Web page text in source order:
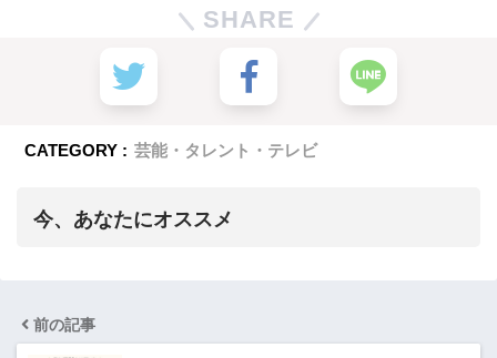
SHARE
CATEGORY : 芸能・タレント・テレビ
今、あなたにオススメ
前の記事